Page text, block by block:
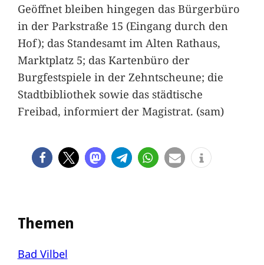
Geöffnet bleiben hingegen das Bürgerbüro
in der Parkstraße 15 (Eingang durch den
Hof); das Standesamt im Alten Rathaus,
Marktplatz 5; das Kartenbüro der
Burgfestspiele in der Zehntscheune; die
Stadtbibliothek sowie das städtische
Freibad, informiert der Magistrat. (sam)
Themen
Bad Vilbel